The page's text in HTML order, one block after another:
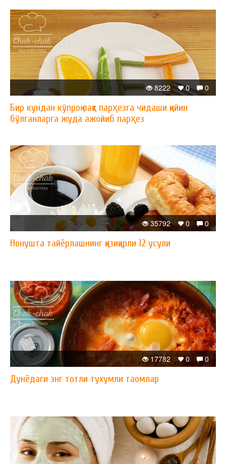
0
0
8222
Бир кундан кўпроқ вақт парҳезга чидаши қийин
бўлганларга жуда ажойиб парҳез
0
0
35792
Нонушта тайёрлашнинг қизиқарли 12 усули
0
0
17782
Дунёдаги энг тотли тухумли таомлар